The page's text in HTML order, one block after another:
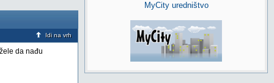
Idi na vrh
da nađu
MyCity uredništvo